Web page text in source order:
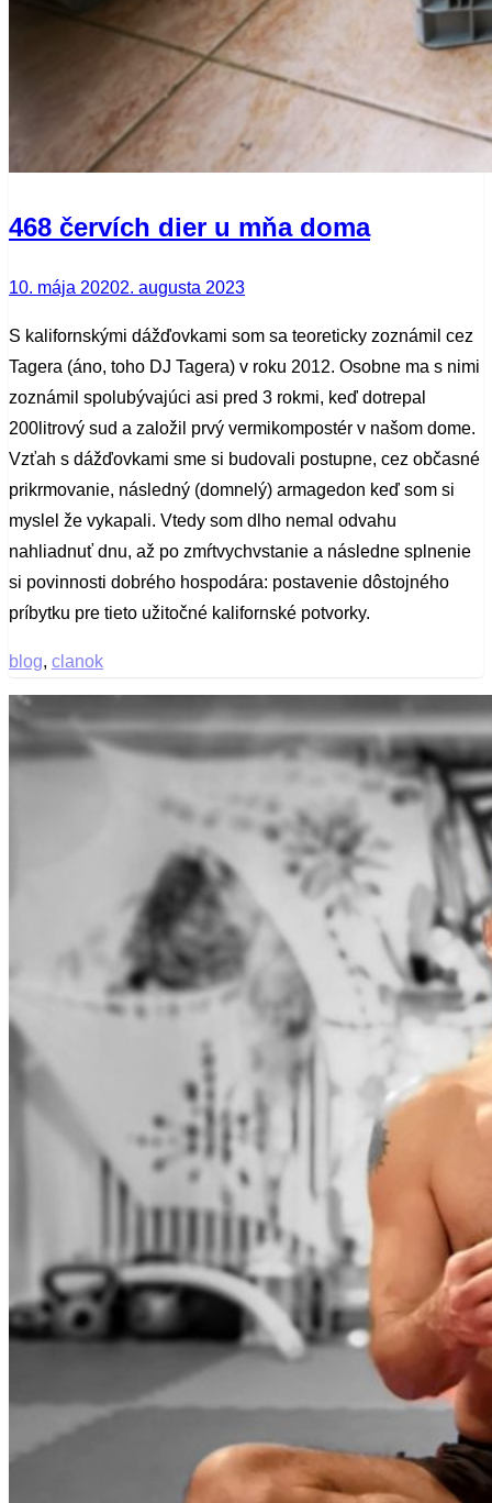
468 červích dier u mňa doma
Posted
10. mája 20202. augusta 2023
S kalifornskými dážďovkami som sa teoreticky zoznámil cez
Tagera (áno, toho DJ Tagera) v roku 2012. Osobne ma s nimi
zoznámil spolubývajúci asi pred 3 rokmi, keď dotrepal
200litrový sud a založil prvý vermikompostér v našom dome.
Vzťah s dážďovkami sme si budovali postupne, cez občasné
prikrmovanie, následný (domnelý) armagedon keď som si
myslel že vykapali. Vtedy som dlho nemal odvahu
nahliadnuť dnu, až po zmŕtvychvstanie a následne splnenie
si povinnosti dobrého hospodára: postavenie dôstojného
príbytku pre tieto užitočné kalifornské potvorky.
blog, clanok